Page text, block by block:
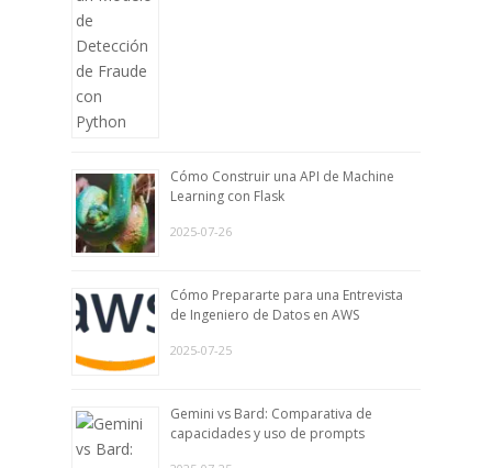
Cómo Construir una API de Machine
Learning con Flask
2025-07-26
Cómo Prepararte para una Entrevista
de Ingeniero de Datos en AWS
2025-07-25
Gemini vs Bard: Comparativa de
capacidades y uso de prompts